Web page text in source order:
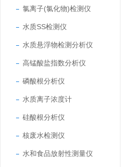
氯离子(氯化物)检测仪
水质SS检测仪
水质悬浮物检测分析仪
高锰酸盐指数分析仪
磷酸根分析仪
水质离子浓度计
硅酸根分析仪
核废水检测仪
水和食品放射性测量仪